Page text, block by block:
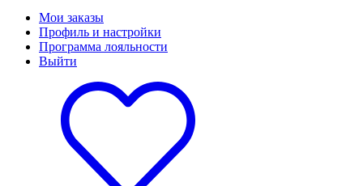
Мои заказы
Профиль и настройки
Программа лояльности
Выйти